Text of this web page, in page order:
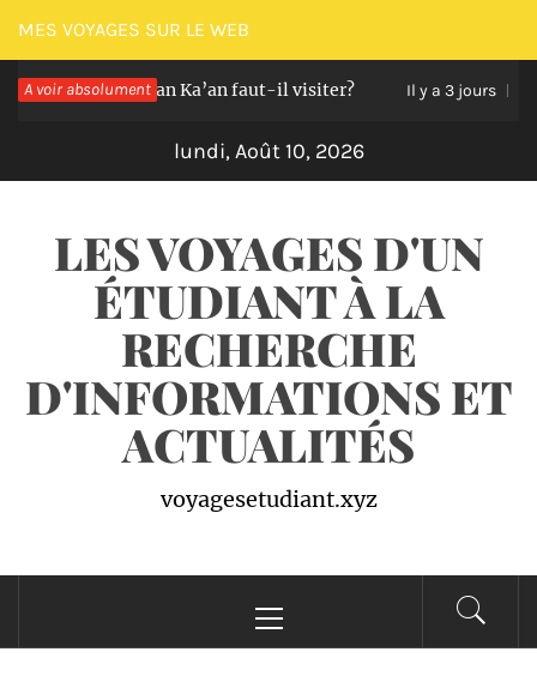
Passer
au
contenu
MES VOYAGES SUR LE WEB
A voir absolument
de Sian Ka’an faut-il visiter? Il y a 3 jours Les
lundi, Août 10, 2026
LES VOYAGES D'UN
ÉTUDIANT À LA
RECHERCHE
D'INFORMATIONS ET
ACTUALITÉS
voyagesetudiant.xyz
principal